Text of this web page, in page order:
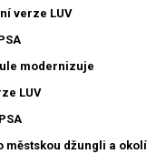
verze LUV
modernizuje
LUV
městskou džungli a okolí